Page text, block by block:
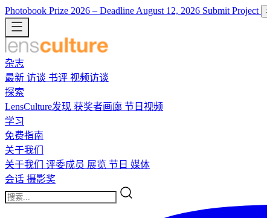
Photobook Prize 2026 – Deadline August 12, 2026 Submit Project
杂志
最新 访谈 书评 视频访谈
探索
LensCulture发现 获奖者画廊 节日视频
学习
免费指南
关于我们
关于我们 评委成员 展览 节日 媒体
会话 摄影奖